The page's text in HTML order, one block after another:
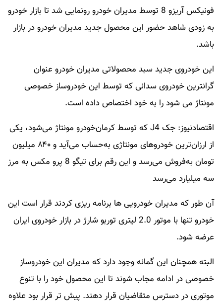
فونیکس آریزو 8 توسط مدیران خودرو رونمایی شد تا بازار خودرو
به زودی شاهد حضور این محصول جدید مدیران خودرو در بازار
باشد.
این خودروی جدید سبد محصولاتی مدیران خودرو عنوان
گرانترین خودروی سدانی که توسط این خودروساز خصوصی
مونتاژ می شود را به خود اختصاص داده است.
اقتصادنیوز: جک J4 که توسط کرمان‌خودرو مونتاژ می‌شود، یکی
از ارزان‌ترین خودرو‌های مونتاژی به‌حساب می‌آید و ۸۴۰ میلیون
تومان به‌فروش می‌رسد و این رقم برای تیگو 8 پرو مکس به مرز
سه میلیارد می‌رسد
آن طور که مدیران خودرویی ها برنامه ریزی کردند قرار است این
خودرو تنها با موتور 2.0 لیتری توربو شارژ در بازار خودروی ایران
عرضه شود.
البته همچنان این گمانه وجود دارد که مدیران این خودروساز
خصوصی در ادامه مجاب شوند تا این محصول خود را با تنوع
موتوری در دسترس متقاضیان قرار دهند. پیش تر قرار بود علاوه